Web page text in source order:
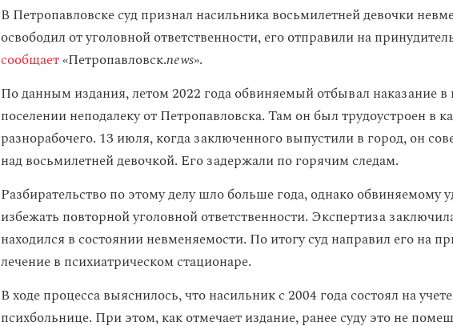
В Петропавловске суд признал насильника восьмилетней девочки
освободил от уголовной ответственности, его отправили на
сообщает«Петропавловск.news».
По данным издания, летом 2022 года обвиняемый отбывал наказание в
поселении неподалеку от Петропавловска. Там он был трудоустроен в
разнорабочего. 13 июля, когда заключенного выпустили в город, он
над восьмилетней девочкой. Его задержали по горячим следам.
Разбирательство по этому делу шло больше года, однако обвиняемому
избежать повторной уголовной ответственности. Экспертиза
находился в состоянии невменяемости. По итогу суд направил его на
лечение в психиатрическом стационаре.
В ходе процесса выяснилось, что насильник с 2004 года состоял на
психбольнице. При этом, как отмечает издание, ранее суду это не